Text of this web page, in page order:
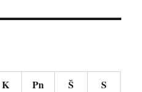
K Pn Š S